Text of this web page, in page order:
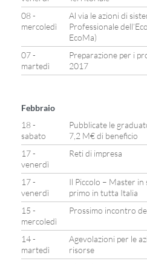
08 -
mercoledì
Al via le azioni di
Professionale
EcoMa)
07 -
martedì
Preparazione per i
2017
Febbraio
18 -
sabato
Pubblicate le
7,2 M€ di beneficio
17 -
venerdì
Reti di impresa
17 -
venerdì
Il Piccolo – Master in
primo in tutta Italia
15 -
mercoledì
Prossimo incontro
14 -
martedì
Agevolazioni per le
risorse